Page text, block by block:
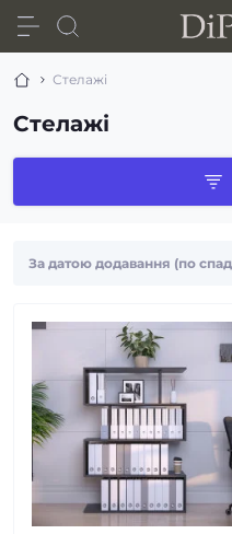
Стелажі
Стелажі